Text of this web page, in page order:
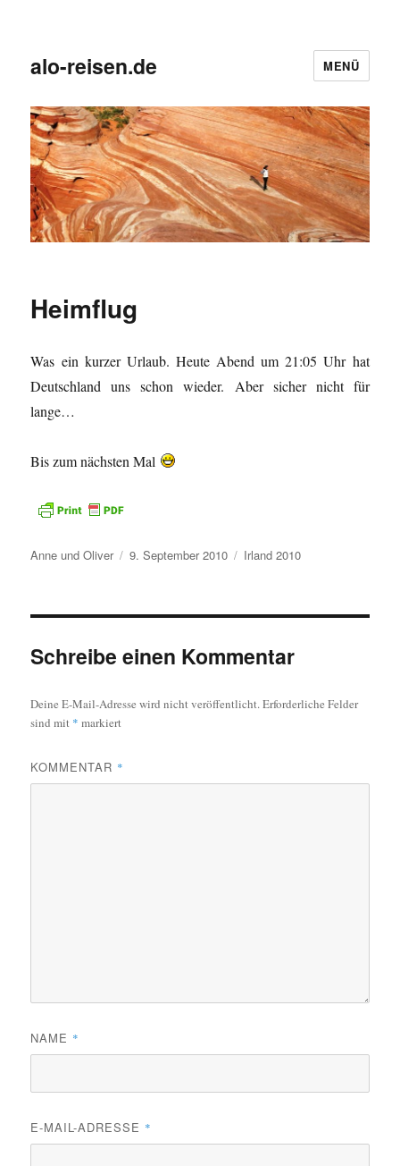
alo-reisen.de MENÜ
Heimflug
Was ein kurzer Urlaub. Heute Abend um 21:05 Uhr hat
Deutschland uns schon wieder. Aber sicher nicht für
lange…
Bis zum nächsten Mal
Autor
Anne und Oliver
Veröffentlicht
9. September 2010 Kategorien
Irland 2010
Schreibe einen Kommentar
Deine E-Mail-Adresse wird nicht veröffentlicht. Erforderliche Felder
sind mit * markiert
KOMMENTAR *
NAME *
E-MAIL-ADRESSE *